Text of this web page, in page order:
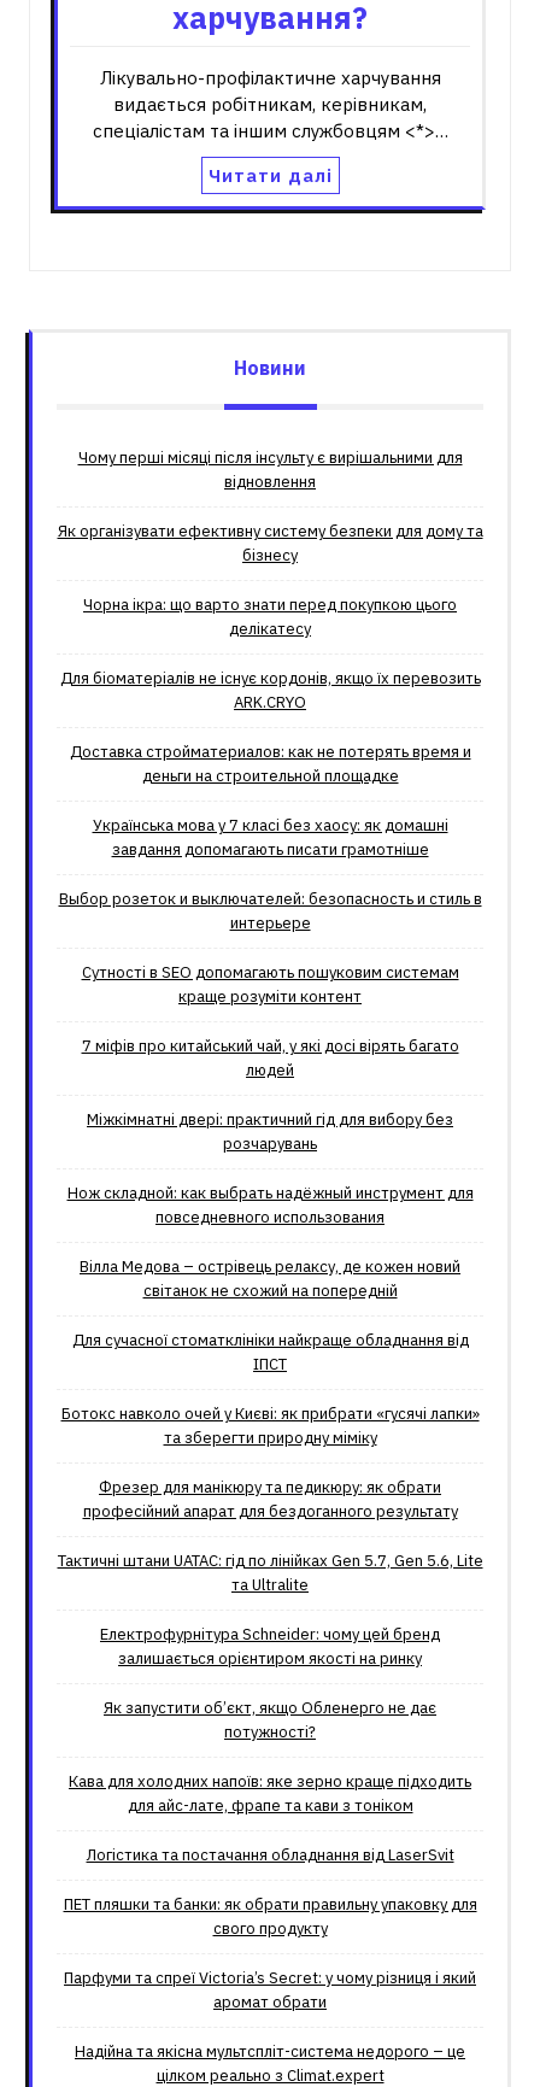
харчування?
Лікувально-профілактичне харчування
видається робітникам, керівникам,
спеціалістам та іншим службовцям <*>…
Читати далі
Новини
Чому перші місяці після інсульту є вирішальними для
відновлення
Як організувати ефективну систему безпеки для дому та
бізнесу
Чорна ікра: що варто знати перед покупкою цього
делікатесу
Для біоматеріалів не існує кордонів, якщо їх перевозить
ARK.CRYO
Доставка стройматериалов: как не потерять время и
деньги на строительной площадке
Українська мова у 7 класі без хаосу: як домашні
завдання допомагають писати грамотніше
Выбор розеток и выключателей: безопасность и стиль в
интерьере
Сутності в SEO допомагають пошуковим системам
краще розуміти контент
7 міфів про китайський чай, у які досі вірять багато
людей
Міжкімнатні двері: практичний гід для вибору без
розчарувань
Нож складной: как выбрать надёжный инструмент для
повседневного использования
Вілла Медова – острівець релаксу, де кожен новий
світанок не схожий на попередній
Для сучасної стоматклініки найкраще обладнання від
ІПСТ
Ботокс навколо очей у Києві: як прибрати «гусячі лапки»
та зберегти природну міміку
Фрезер для манікюру та педикюру: як обрати
професійний апарат для бездоганного результату
Тактичні штани UATAC: гід по лінійках Gen 5.7, Gen 5.6, Lite
та Ultralite
Електрофурнітура Schneider: чому цей бренд
залишається орієнтиром якості на ринку
Як запустити об’єкт, якщо Обленерго не дає
потужності?
Кава для холодних напоїв: яке зерно краще підходить
для айс-лате, фрапе та кави з тоніком
Логістика та постачання обладнання від LaserSvit
ПЕТ пляшки та банки: як обрати правильну упаковку для
свого продукту
Парфуми та спреї Victoria’s Secret: у чому різниця і який
аромат обрати
Надійна та якісна мультспліт-система недорого – це
цілком реально з Climat.еxpert